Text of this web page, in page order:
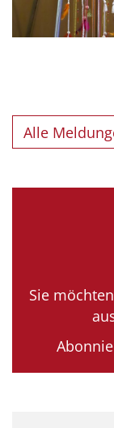
Alle
Sie